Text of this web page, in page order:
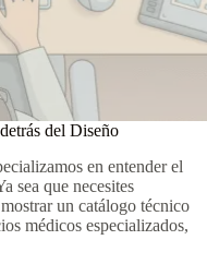
del Diseño
en entender el
sea que necesites
un catálogo técnico
médicos especializados,